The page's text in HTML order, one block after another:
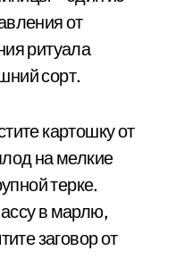
от
ритуала
сорт.
картошку от
на мелкие
терке.
в марлю,
заговор от